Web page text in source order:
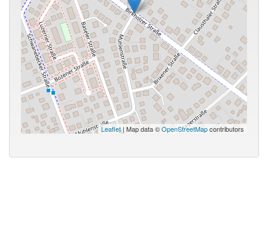
Leaflet| Map data ©OpenStreetMapcontributors